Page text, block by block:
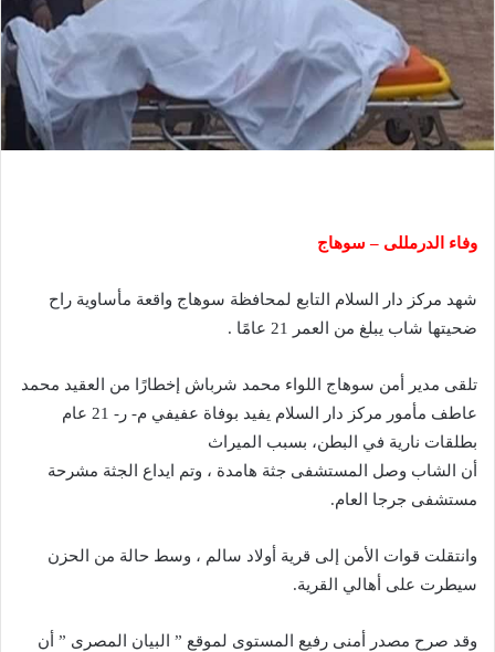
وفاء الدرمللى – سوهاج
شهد مركز دار السلام التابع لمحافظة سوهاج واقعة مأساوية راح
ضحيتها شاب يبلغ من العمر 21 عامًا .
تلقى مدير أمن سوهاج اللواء محمد شرباش إخطارًا من العقيد محمد
عاطف مأمور مركز دار السلام يفيد بوفاة عفيفي م- ر- 21 عام
بطلقات نارية في البطن، بسبب الميراث
أن الشاب وصل المستشفى جثة هامدة ، وتم ايداع الجثة مشرحة
مستشفى جرجا العام.
وانتقلت قوات الأمن إلى قرية أولاد سالم ، وسط حالة من الحزن
سيطرت على أهالي القرية.
وقد صرح مصدر أمنى رفيع المستوى لموقع ” البيان المصرى ” أن